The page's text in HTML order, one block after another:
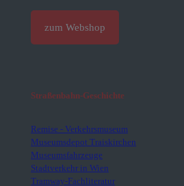
zum Webshop
Straßenbahn-Geschichte
Remise - Verkehrsmuseum
Museumsdepot Traiskirchen
Museumsfahrzeuge
Stadtverkehr in Wien
Tramway-Fachliteratur